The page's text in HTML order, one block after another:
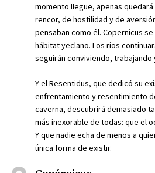
momento llegue, apenas
rencor, de hostilidad y de
pensaban como él. Copernicus
hábitat yeclano. Los ríos
seguirán conviviendo,
Y el Resentidus, que dedicó su
enfrentamiento y resentimiento
caverna, descubrirá demasiado
más inexorable de todas: que el
Y que nadie echa de menos a
única forma de existir.